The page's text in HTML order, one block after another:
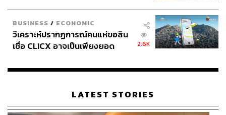
BUSINESS / ECONOMIC
วิเคราะห์ปรากฏการณ์คนแห่ขอสิน
เชื่อ CLICX อาจเป็นเพียงยอด
เรือนไทยที่ถูกซุกไว้
2.6K
LATEST STORIES